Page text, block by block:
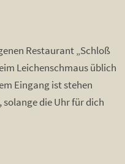
Restaurant „Schloß
Leichenschmaus üblich
Eingang ist stehen
solange die Uhr für dich